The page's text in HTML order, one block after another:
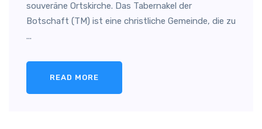
souveräne Ortskirche. Das Tabernakel der
Botschaft (TM) ist eine christliche Gemeinde, die zu
...
READ MORE